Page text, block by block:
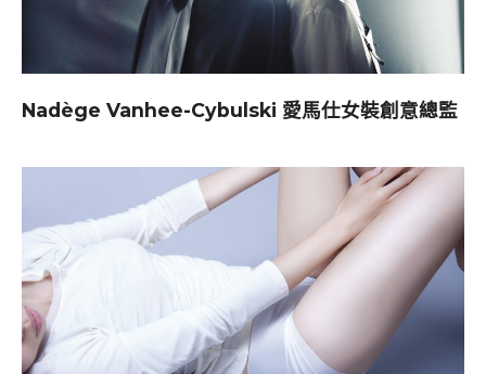
Nadège Vanhee-Cybulski 愛馬仕女裝創意總監